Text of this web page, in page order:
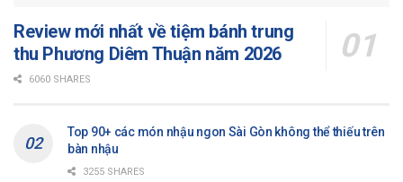
Review mới nhất về tiệm bánh trung
thu Phương Diêm Thuận năm 2026
6060 SHARES
Top 90+ các món nhậu ngon Sài Gòn không thể thiếu trên
bàn nhậu
3255 SHARES